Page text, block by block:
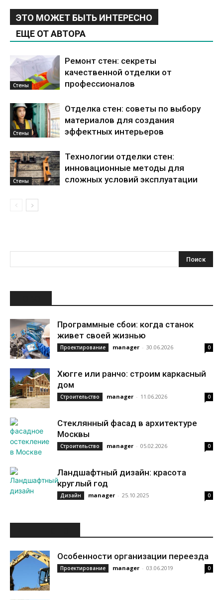
ЭТО МОЖЕТ БЫТЬ ИНТЕРЕСНО
ЕЩЕ ОТ АВТОРА
Стены
Ремонт стен: секреты
качественной отделки от
профессионалов
Стены
Отделка стен: советы по выбору
материалов для создания
эффектных интерьеров
Стены
Технологии отделки стен:
инновационные методы для
сложных условий эксплуатации
Программные сбои: когда станок
живет своей жизнью
Проектирование manager - 30.06.2026 0
Хюгге или ранчо: строим каркасный
дом
Строительство manager - 11.06.2026 0
Стеклянный фасад в архитектуре
Москвы
Строительство manager - 05.02.2026 0
Ландшафтный дизайн: красота
круглый год
Дизайн manager - 25.10.2025 0
Особенности организации переезда
Проектирование manager - 03.06.2019 0